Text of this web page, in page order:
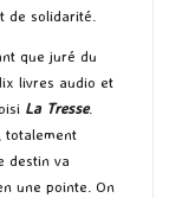
de solidarité.
que juré du
livres audio et
La Tresse.
totalement
destin va
une pointe. On